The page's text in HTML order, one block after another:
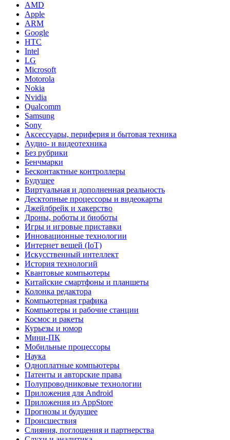
AMD
Apple
ARM
Google
HTC
Intel
LG
Microsoft
Motorola
Nokia
Nvidia
Qualcomm
Samsung
Sony
Аксессуары, периферия и бытовая техника
Аудио- и видеотехника
Без рубрики
Бенчмарки
Бесконтактные контроллеры
Будущее
Виртуальная и дополненная реальность
Десктопные процессоры и видеокарты
Джейлбрейк и хакерство
Дроны, роботы и биоботы
Игры и игровые приставки
Инновационные технологии
Интернет вещей (IoT)
Искусственный интеллект
История технологий
Квантовые компьютеры
Китайские смартфоны и планшеты
Колонка редактора
Компьютерная графика
Компьютеры и рабочие станции
Космос и ракеты
Курьезы и юмор
Мини-ПК
Мобильные процессоры
Наука
Одноплатные компьютеры
Патенты и авторские права
Полупроводниковые технологии
Приложения для Android
Приложения из AppStore
Прогнозы и будущее
Происшествия
Слияния, поглощения и партнерства